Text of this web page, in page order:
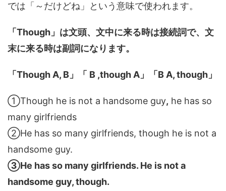
では「～だけどね」という意味で使われます。
「Though」は文頭、文中に来る時は接続詞で、文
末に来る時は副詞になります。
「Though A, B」「 B ,though A」「B A, though」
①Though he is not a handsome guy, he has so
many girlfriends
②He has so many girlfriends, though he is not a
handsome guy.
③He has so many girlfriends. He is not a
handsome guy, though.